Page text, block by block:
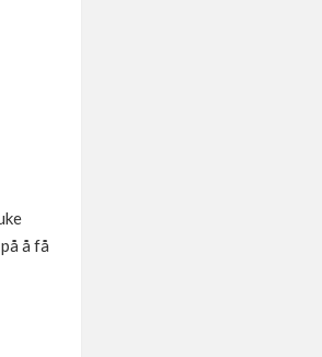
å få